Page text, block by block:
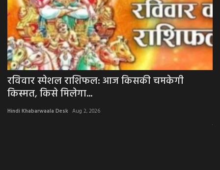
रविवार स्पेशल राशिफल: आज किसकी चमकेगी
किस्मत, किसे मिलेगा...
Hindi Khabarwaala Desk Aug 2, 2026